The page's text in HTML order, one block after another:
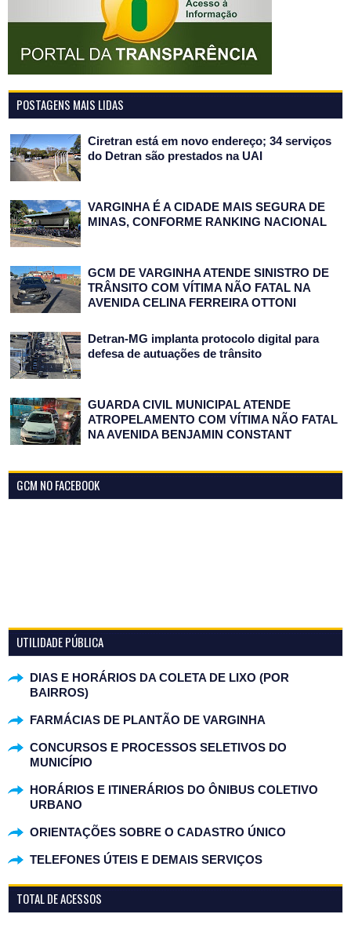
POSTAGENS MAIS LIDAS
Ciretran está em novo endereço; 34 serviços
do Detran são prestados na UAI
VARGINHA É A CIDADE MAIS SEGURA DE
MINAS, CONFORME RANKING NACIONAL
GCM DE VARGINHA ATENDE SINISTRO DE
TRÂNSITO COM VÍTIMA NÃO FATAL NA
AVENIDA CELINA FERREIRA OTTONI
Detran-MG implanta protocolo digital para
defesa de autuações de trânsito
GUARDA CIVIL MUNICIPAL ATENDE
ATROPELAMENTO COM VÍTIMA NÃO FATAL
NA AVENIDA BENJAMIN CONSTANT
GCM NO FACEBOOK
UTILIDADE PÚBLICA
DIAS E HORÁRIOS DA COLETA DE LIXO (POR
BAIRROS)
FARMÁCIAS DE PLANTÃO DE VARGINHA
CONCURSOS E PROCESSOS SELETIVOS DO
MUNICÍPIO
HORÁRIOS E ITINERÁRIOS DO ÔNIBUS COLETIVO
URBANO
ORIENTAÇÕES SOBRE O CADASTRO ÚNICO
TELEFONES ÚTEIS E DEMAIS SERVIÇOS
TOTAL DE ACESSOS